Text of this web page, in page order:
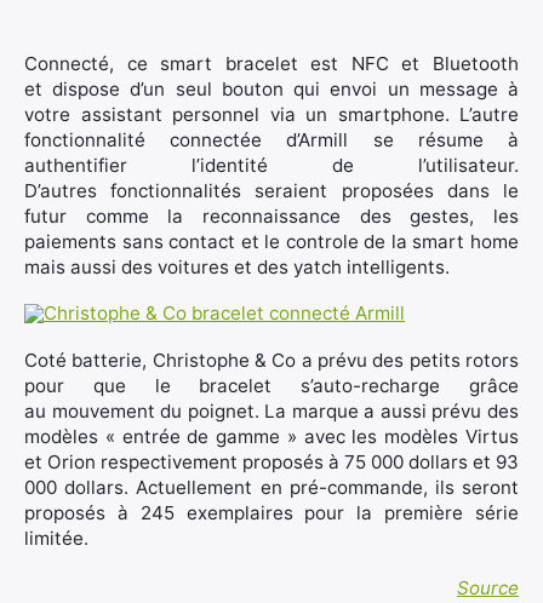
Connecté, ce smart bracelet est NFC et Bluetooth
et dispose d’un seul bouton qui envoi un message à
votre assistant personnel via un smartphone. L’autre
fonctionnalité connectée d’Armill se résume à
authentifier l’identité de l’utilisateur.
D’autres fonctionnalités seraient proposées dans le
futur comme la reconnaissance des gestes, les
paiements sans contact et le controle de la smart home
mais aussi des voitures et des yatch intelligents.
Coté batterie, Christophe & Co a prévu des petits rotors
pour que le bracelet s’auto-recharge grâce
au mouvement du poignet. La marque a aussi prévu des
modèles « entrée de gamme » avec les modèles Virtus
et Orion respectivement proposés à 75 000 dollars et 93
000 dollars. Actuellement en pré-commande, ils seront
proposés à 245 exemplaires pour la première série
limitée.
Source
Rechercher
: